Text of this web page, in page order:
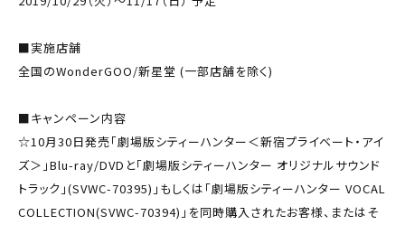
■実施店舗
全国のWonderGOO/新星堂 (一部店舗を除く)
■キャンペーン内容
☆10月30日発売「劇場版シティーハンター＜新宿プライベート・アイ
ズ＞」Blu-ray/DVDと「劇場版シティーハンター オリジナルサウンド
トラック」(SVWC-70395)」もしくは「劇場版シティーハンター VOCAL
COLLECTION(SVWC-70394)」を同時購入されたお客様、またはそ